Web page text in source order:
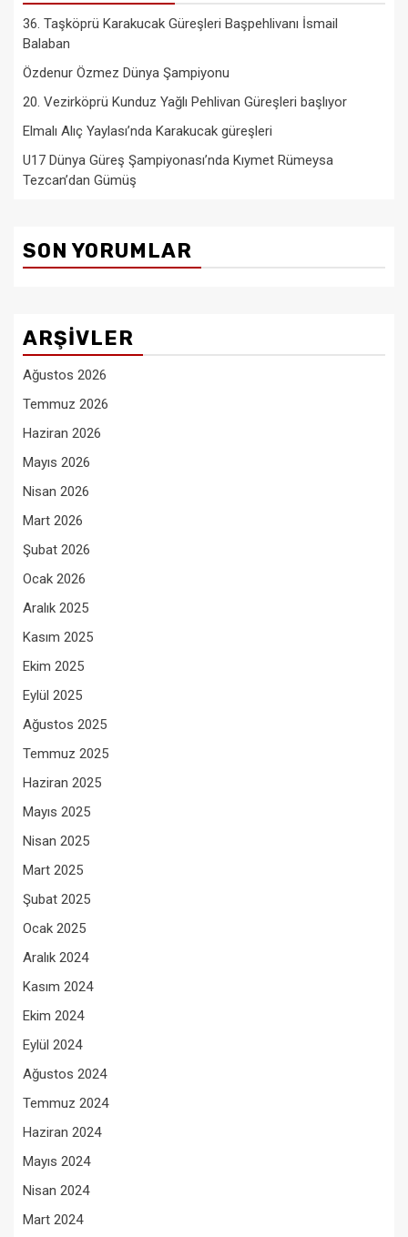
36. Taşköprü Karakucak Güreşleri Başpehlivanı İsmail
Balaban
Özdenur Özmez Dünya Şampiyonu
20. Vezirköprü Kunduz Yağlı Pehlivan Güreşleri başlıyor
Elmalı Alıç Yaylası’nda Karakucak güreşleri
U17 Dünya Güreş Şampiyonası’nda Kıymet Rümeysa
Tezcan’dan Gümüş
SON YORUMLAR
ARŞIVLER
Ağustos 2026
Temmuz 2026
Haziran 2026
Mayıs 2026
Nisan 2026
Mart 2026
Şubat 2026
Ocak 2026
Aralık 2025
Kasım 2025
Ekim 2025
Eylül 2025
Ağustos 2025
Temmuz 2025
Haziran 2025
Mayıs 2025
Nisan 2025
Mart 2025
Şubat 2025
Ocak 2025
Aralık 2024
Kasım 2024
Ekim 2024
Eylül 2024
Ağustos 2024
Temmuz 2024
Haziran 2024
Mayıs 2024
Nisan 2024
Mart 2024